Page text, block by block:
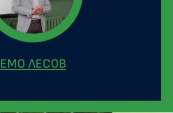
ЕМО ЛЕСОВ